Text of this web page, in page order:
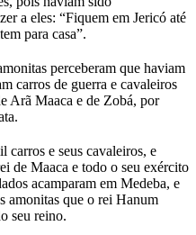
a eles: “Fiquem em Jericó até
para casa”.
perceberam que haviam
carros de guerra e cavaleiros
Arã Maaca e de Zobá, por
carros e seus cavaleiros, e
de Maaca e todo o seu exército
acamparam em Medeba, e
amonitas que o rei Hanum
seu reino.